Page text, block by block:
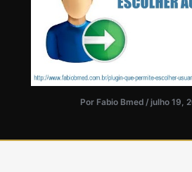
Por Fabio Bmed / julho 19,